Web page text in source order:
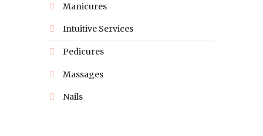
Manicures
Intuitive Services
Pedicures
Massages
Nails